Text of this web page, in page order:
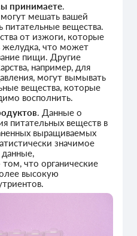
принимаете.
мешать вашей
питательные вещества.
от изжоги, которые
желудка, что может
пищи. Другие
например, для
могут вымывать
вещества, которые
восполнить.
. Данные о
питательных веществ в
выращиваемых
значимое
что органические
высокую